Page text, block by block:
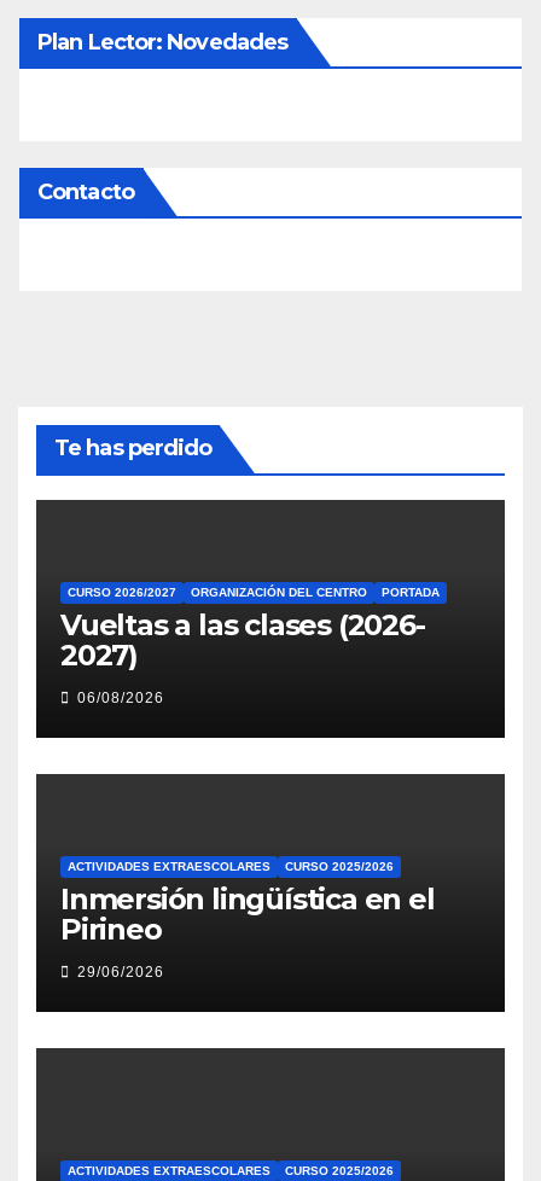
Plan Lector: Novedades
Contacto
Te has perdido
CURSO 2026/2027 ORGANIZACIÓN DEL CENTRO PORTADA
Vueltas a las clases (2026-
2027)
06/08/2026
ACTIVIDADES EXTRAESCOLARES CURSO 2025/2026
Inmersión lingüística en el
Pirineo
29/06/2026
ACTIVIDADES EXTRAESCOLARES CURSO 2025/2026